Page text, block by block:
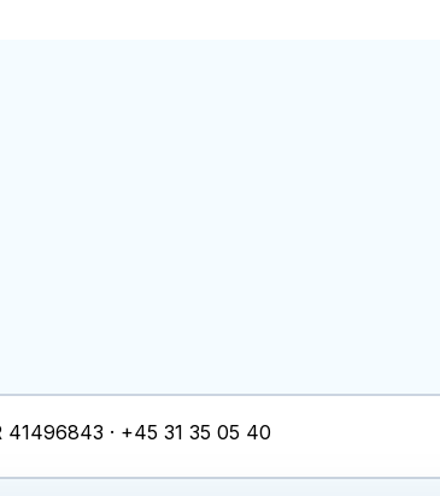
41496843 · +45 31 35 05 40